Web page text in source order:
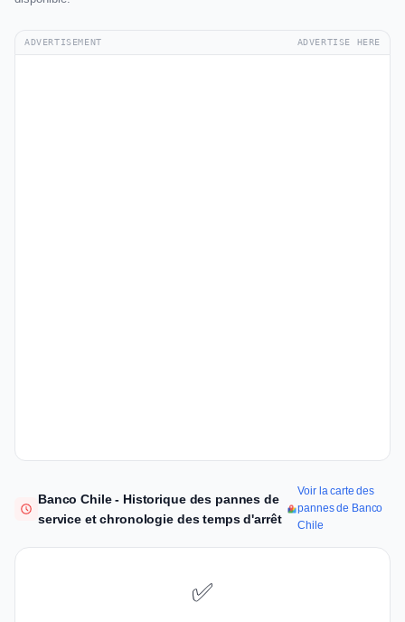
ADVERTISEMENT ADVERTISE HERE
Banco Chile - Historique des pannes de
service et chronologie des temps d'arrêt
Voir la carte des
pannes de Banco
Chile
✅